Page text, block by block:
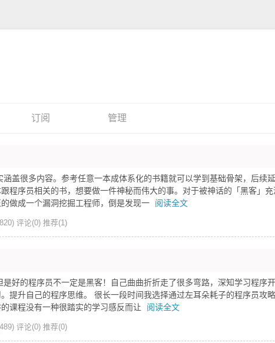
订阅 管理
盖很多内容。参考任意一本成体系化的书籍就可以学到基础骨架，后续
程序员相关的书，想要做一件神秘而伟大的事。对于被神话的「黑客」
做成一个漏洞挖掘工程师，倒是发现一
阅读全文
评论(0) 推荐(1)
好的程序员不一定是黑客！自己曲曲折折走了很多弯路，深知学习程序
提升自己的程序思维。 很长一段时间我选择通过左耳朵耗子的程序员攻
课程没有一种很踏实的学习感反而让
阅读全文
评论(0) 推荐(0)